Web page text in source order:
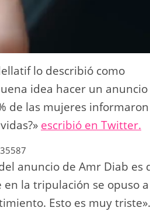
lo describió como
idea hacer un
de las mujeres informaron
escribió en Twitter.
anuncio de Amr Diab es
la tripulación se opuso a
Esto es muy triste».